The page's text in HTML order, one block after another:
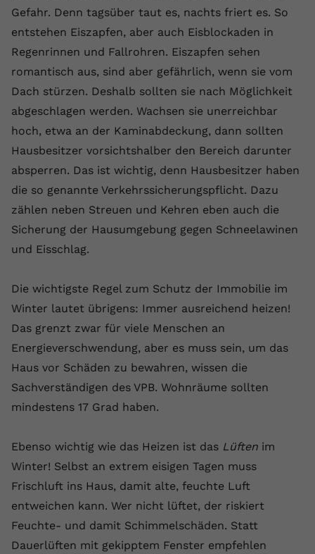
Gefahr. Denn tagsüber taut es, nachts friert es. So
entstehen Eiszapfen, aber auch Eisblockaden in
Regenrinnen und Fallrohren. Eiszapfen sehen
romantisch aus, sind aber gefährlich, wenn sie vom
Dach stürzen. Deshalb sollten sie nach Möglichkeit
abgeschlagen werden. Wachsen sie unerreichbar
hoch, etwa an der Kaminabdeckung, dann sollten
Hausbesitzer vorsichtshalber den Bereich darunter
absperren. Das ist wichtig, denn Hausbesitzer haben
die so genannte Verkehrssicherungspflicht. Dazu
zählen neben Streuen und Kehren eben auch die
Sicherung der Hausumgebung gegen Schneelawinen
und Eisschlag.
Die wichtigste Regel zum Schutz der Immobilie im
Winter lautet übrigens: Immer ausreichend heizen!
Das grenzt zwar für viele Menschen an
Energieverschwendung, aber es muss sein, um das
Haus vor Schäden zu bewahren, wissen die
Sachverständigen des VPB. Wohnräume sollten
mindestens 17 Grad haben.
Ebenso wichtig wie das Heizen ist das Lüften im
Winter! Selbst an extrem eisigen Tagen muss
Frischluft ins Haus, damit alte, feuchte Luft
entweichen kann. Wer nicht lüftet, der riskiert
Feuchte- und damit Schimmelschäden. Statt
Dauerlüften mit gekipptem Fenster empfehlen
Anbieter Youtube.com
Laufzeit Session
Zweck
YouTube setzt diesen Cookie, um die
Videopräferenzen des Nutzers zu
speichern, der eingebettete YouTube-